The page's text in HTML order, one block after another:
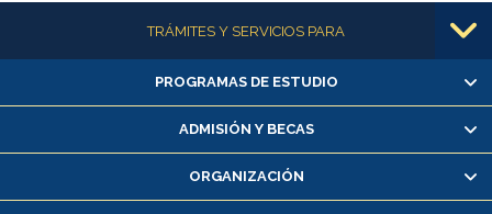
Más informaciónTRÁMITES Y SERVICIOS PARA
Alumnas/os y exalumnas/os
Matrícula en línea
Inscripción y cambio de asignaturas
Consulta y certificado de notas
PROGRAMAS DE ESTUDIO
ADMISIÓN Y BECAS
ORGANIZACIÓN